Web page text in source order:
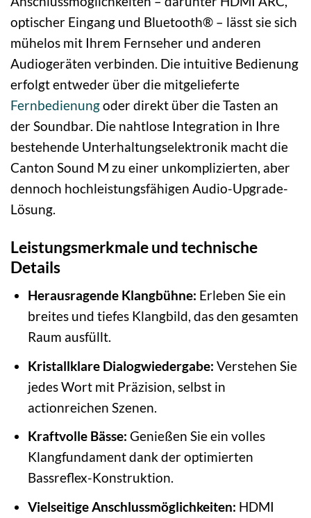
optischer Eingang und Bluetooth® – lässt sie sich
mühelos mit Ihrem Fernseher und anderen
Audiogeräten verbinden. Die intuitive Bedienung
erfolgt entweder über die mitgelieferte
Fernbedienungoder direkt über die Tasten an
der Soundbar. Die nahtlose Integration in Ihre
bestehende Unterhaltungselektronik macht die
Canton Sound M zu einer unkomplizierten, aber
dennoch hochleistungsfähigen Audio-Upgrade-
Lösung.
Leistungsmerkmale und technische
Details
Herausragende Klangbühne: Erleben Sie ein
breites und tiefes Klangbild, das den gesamten
Raum ausfüllt.
Kristallklare Dialogwiedergabe: Verstehen Sie
jedes Wort mit Präzision, selbst in
actionreichen Szenen.
Kraftvolle Bässe: Genießen Sie ein volles
Klangfundament dank der optimierten
Bassreflex-Konstruktion.
Vielseitige Anschlussmöglichkeiten: HDMI